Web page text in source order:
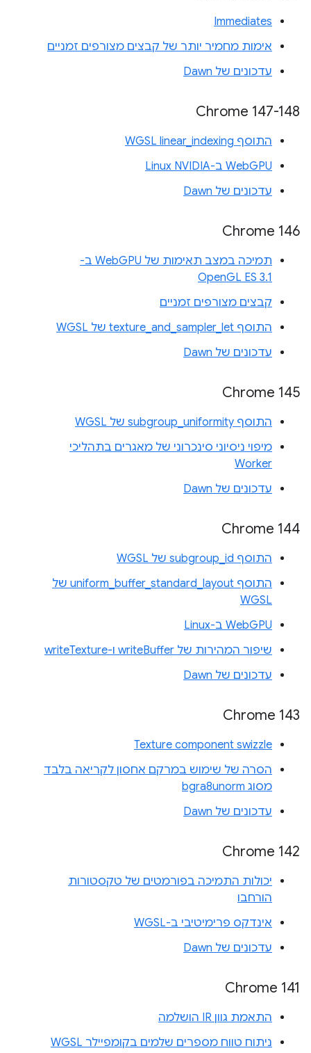
Immediates
אימות מחמיר יותר של קבצים מצורפים זמניים
עדכונים של Dawn
‫Chrome 147-148
התוסף WGSL linear_indexing
WebGPU ב-Linux NVIDIA
עדכונים של Dawn
Chrome 146
תמיכה במצב תאימות של WebGPU ב-
OpenGL ES 3.1
קבצים מצורפים זמניים
התוסף texture_and_sampler_let של WGSL
עדכונים של Dawn
Chrome 145
התוסף subgroup_uniformity של WGSL
מיפוי ניסיוני סינכרוני של מאגרים בתהליכי
Worker
עדכונים של Dawn
Chrome 144
התוסף subgroup_id של WGSL
התוסף uniform_buffer_standard_layout של
WGSL
WebGPU ב-Linux
שיפור המהירות של writeBuffer ו-writeTexture
עדכונים של Dawn
Chrome 143
Texture component swizzle
הסרה של שימוש במרקם אחסון לקריאה בלבד
מסוג bgra8unorm
עדכונים של Dawn
Chrome 142
יכולות התמיכה בפורמטים של טקסטורות
הורחבו
אינדקס פרימיטיבי ב-WGSL
עדכונים של Dawn
Chrome 141
התאמת גוון IR הושלמה
ניתוח טווח מספרים שלמים בקומפיילר WGSL